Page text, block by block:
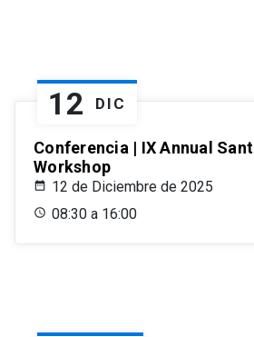
12 DIC
Conferencia | IX Annual
Workshop
12 de Diciembre de 2025
08:30 a 16:00